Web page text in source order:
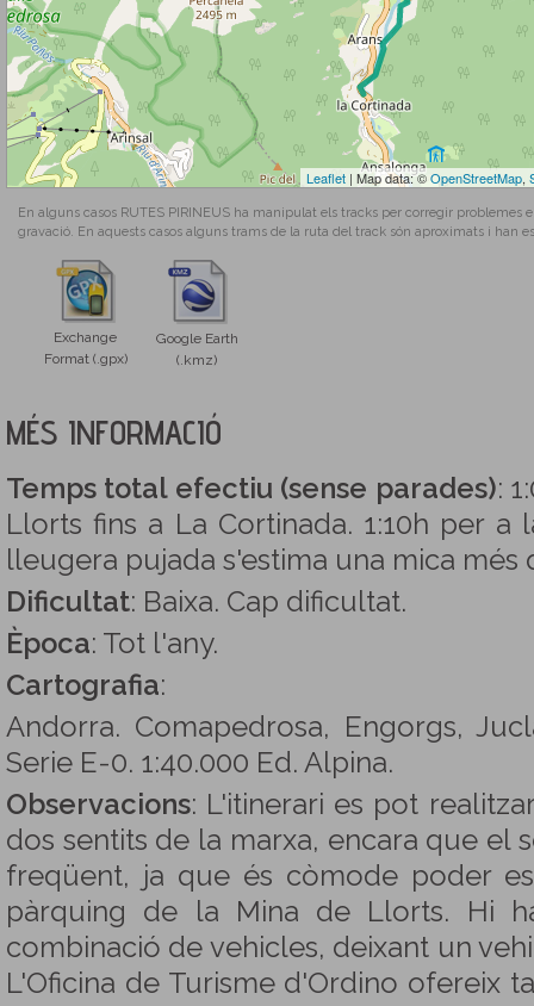
Leaflet | Map data: ©OpenStreetMap,
En alguns casos RUTES PIRINEUS ha manipulat els tracks per corregir problemes
gravació. En aquests casos alguns trams de la ruta del track són aproximats i han
Exchange
Format (.gpx)
Google Earth
(.kmz)
MÉS INFORMACIÓ
Temps total efectiu (sense parades):
Llorts fins a La Cortinada. 1:10h per
lleugera pujada s'estima una mica més
Dificultat: Baixa. Cap dificultat.
Època: Tot l'any.
Cartografia:
Andorra. Comapedrosa, Engorgs,
Serie E-0. 1:40.000 Ed. Alpina.
Observacions: L'itinerari es pot
dos sentits de la marxa, encara que el
freqüent, ja que és còmode poder
pàrquing de la Mina de Llorts. Hi
combinació de vehicles, deixant un
L'Oficina de Turisme d'Ordino ofereix